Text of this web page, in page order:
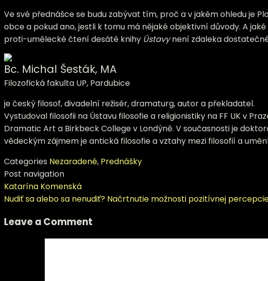
Ve své přednášce se budu zabývat tím, proč a v jakém ohledu je
obce a pokud ano, jestli k tomu má nějaké objektivní důvody. A
proti-umělecké čtení desáté knihy Ústavynení zdaleka
Bc. Michal Šesták, MA
Filozofická fakulta UP, Pardubice
je český filosof, divadelní režisér, dramaturg, autor a překladatel.
Vystudoval filosofii na Ústavu filosofie a religionistiky na FF UK v
Dramatic Art a Birkbeck College v Londýně. V současnosti je
vědeckým zájmem je antická filosofie a vztahy mezi filosofií a
Categories Nezaradené, Prednášky
Post navigation
Katarína Komenská
Nudiť sa alebo sa nenudiť? Načrtnutie možnosti pozitívnej
Leave a Comment